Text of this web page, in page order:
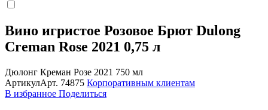
Вино игристое Розовое Брют Dulong
Creman Rose 2021 0,75 л
Дюлонг Креман Розе 2021 750 мл
АртикулАрт. 74875 Корпоративным клиентам
В избранное Поделиться